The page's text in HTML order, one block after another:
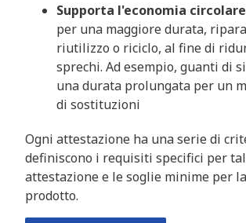
Supporta l'economia
per una maggiore durata,
riutilizzo o riciclo, al fine di
sprechi. Ad esempio, guanti di
una durata prolungata per un
di sostituzioni
Ogni attestazione ha una serie di
definiscono i requisiti specifici per
attestazione e le soglie minime per
prodotto.